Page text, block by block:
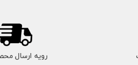
رویه ارسال